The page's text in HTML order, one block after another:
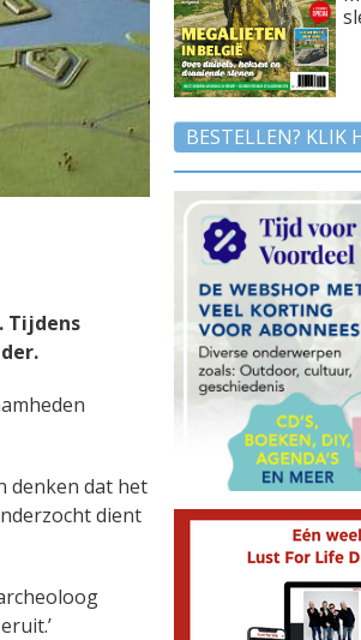
Tijdens
denken dat het
dient
BESTELLEN? KLIK